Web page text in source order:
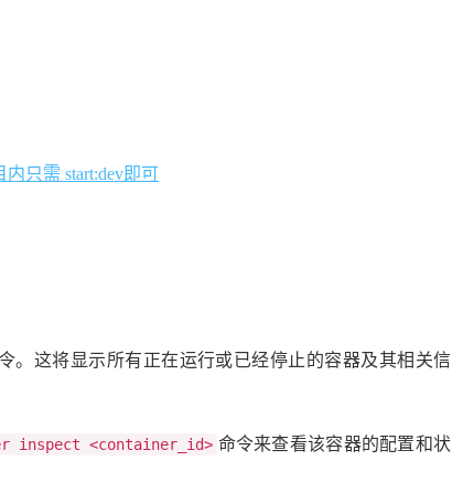
只需 start:dev即可
。这将显示所有正在运行或已经停止的容器及其相关信
inspect <container_id> 命令来查看该容器的配置和状